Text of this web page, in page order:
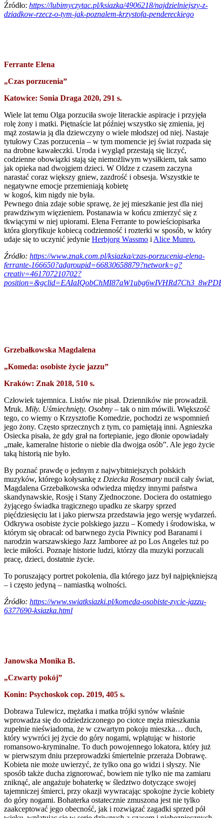
Źródło: https://lubimyczytac.pl/ksiazka/4906218/najdzielniejszy-z-
dziadkow-rzecz-o-tym-jak-poznalem-krzystofa-pendereckiego
Ferrante Elena
„Czas porzucenia”
Katowice: Sonia Draga 2020, 291 s.
Wiele lat temu Olga porzuciła swoje literackie aspiracje i przyjęła
rolę żony i matki. Piętnaście lat później wszystko się zmienia, jej
mąż zostawia ją dla dziewczyny o wiele młodszej od niej. Nastaje
tytułowy Czas porzucenia – w tym momencie jej świat rozpada się
na drobne kawałeczki. Uroda i wygląd przestają się liczyć,
codzienne obowiązki stają się niemożliwym wysiłkiem, tak samo
jak opieka nad dwojgiem dzieci. W Oldze z czasem zaczyna
narastać coraz większy gniew, zazdrość i obsesja. Wszystkie te
negatywne emocje przemieniają kobietę
w kogoś, kim nigdy nie była.
Pewnego dnia zdaje sobie sprawę, że jej mieszkanie jest dla niej
prawdziwym więzieniem. Postanawia w końcu zmierzyć się z
tkwiącymi w niej upiorami. Elena Ferrante to powieściopisarka
która gloryfikuje kobiecą codzienność i rozterki w sposób, w który
udaje się to uczynić jedynie Herbjorg Wassmo i Alice Munro.
Źródło: https://www.znak.com.pl/ksiazka/czas-porzucenia-elena-
ferrante-166650?adgroupid=66830658879?network=g?
creativ=461707210702?
Grzebałkowska Magdalena
„Komeda: osobiste życie jazzu”
Kraków: Znak 2018, 510 s.
Człowiek tajemnica. Listów nie pisał. Dzienników nie prowadził.
Mruk. Miły. Uśmiechnięty. Osobny – tak o nim mówili. Większość
tego, co wiemy o Krzysztofie Komedzie, pochodzi ze wspomnień
jego żony. Często sprzecznych z tym, co pamiętają inni. Agnieszka
Osiecka pisała, że gdy grał na fortepianie, jego dłonie opowiadały
„małe, kameralne historie o niebie dla dwojga osób”. Ale jego życie
taką historią nie było.
By poznać prawdę o jednym z najwybitniejszych polskich
muzyków, którego kołysankę z Dziecka Rosemary nucił cały świat,
Magdalena Grzebałkowska odwiedza między innymi państwa
skandynawskie, Rosję i Stany Zjednoczone. Dociera do ostatniego
żyjącego świadka tragicznego upadku ze skarpy sprzed
pięćdziesięciu lat i jako pierwsza przedstawia jego wersję wydarzeń.
Odkrywa osobiste życie polskiego jazzu – Komedy i środowiska, w
którym się obracał: od barwnego życia Piwnicy pod Baranami i
narodzin warszawskiego Jazz Jamboree aż po Los Angeles tuż po
lecie miłości. Poznaje historie ludzi, którzy dla muzyki porzucali
pracę, dzieci, dostatnie życie.
To poruszający portret pokolenia, dla którego jazz był najpiękniejszą
– i często jedyną – namiastką wolności.
Źródło: https://www.swiatksiazki.pl/komeda-osobiste-zycie-jazzu-
6377690-ksiazka.html
Janowska Monika B.
„Czwarty pokój”
Konin: Psychoskok cop. 2019, 405 s.
Dobrawa Tulewicz, mężatka i matka trójki synów właśnie
wprowadza się do odziedziczonego po ciotce męża mieszkania
zupełnie nieświadoma, że w czwartym pokoju mieszka… duch,
który wywróci jej życie do góry nogami, wplątując w historie
romansowo-kryminalne. To duch powojennego lokatora, który już
w pierwszym dniu przeprowadzki śmiertelnie przeraża Dobrawę.
Kobieta nie może uwierzyć, że tylko ona go widzi i słyszy. Nie
sposób także ducha zignorować, bowiem nie tylko nie ma zamiaru
zniknąć, ale angażuje bohaterkę w śledztwo dotyczące swojej
tajemniczej śmierci, przy okazji wywracając spokojne życie kobiety
do góry nogami. Bohaterka ostatecznie zmuszona jest nie tylko
zaakceptować jego obecność, jak i rozwiązać zagadki sprzed pół